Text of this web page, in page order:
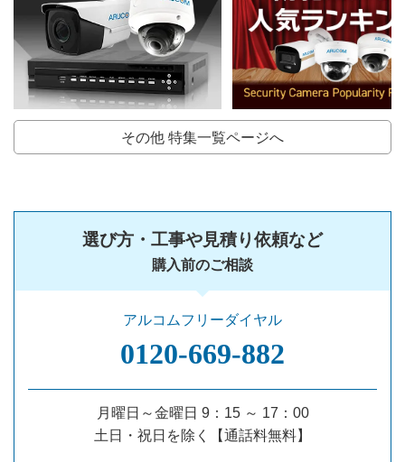
その他 特集一覧ページへ
選び方・工事や見積り依頼など
購入前のご相談
アルコムフリーダイヤル
0120‐669‐882
月曜日～金曜日 9：15 ～ 17：00
土日・祝日を除く【通話料無料】